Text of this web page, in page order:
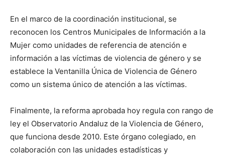
En el marco de la coordinación institucional, se
reconocen los Centros Municipales de Información a la
Mujer como unidades de referencia de atención e
información a las víctimas de violencia de género y se
establece la Ventanilla Única de Violencia de Género
como un sistema único de atención a las víctimas.
Finalmente, la reforma aprobada hoy regula con rango de
ley el Observatorio Andaluz de la Violencia de Género,
que funciona desde 2010. Este órgano colegiado, en
colaboración con las unidades estadísticas y